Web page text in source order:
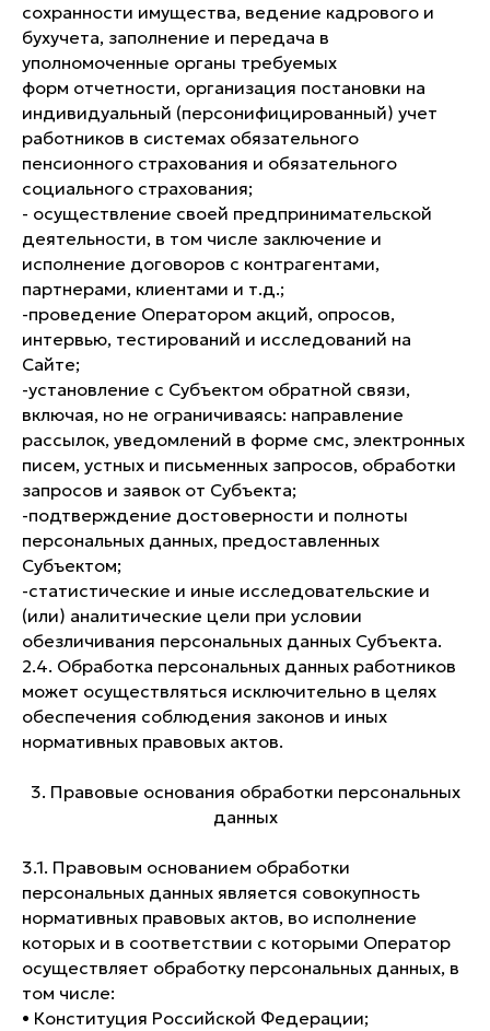
сохранности имущества, ведение кадрового и
бухучета, заполнение и передача в
уполномоченные органы требуемых
форм отчетности, организация постановки на
индивидуальный (персонифицированный) учет
работников в системах обязательного
пенсионного страхования и обязательного
социального страхования;
- осуществление своей предпринимательской
деятельности, в том числе заключение и
исполнение договоров с контрагентами,
партнерами, клиентами и т.д.;
-​проведение Оператором акций, опросов,
интервью, тестирований и исследований на
Сайте;
-​установление с Субъектом обратной связи,
включая, но не ограничиваясь: направление
рассылок, уведомлений в форме смс, электронных
писем, устных и письменных запросов, обработки
запросов и заявок от Субъекта;
-​подтверждение достоверности и полноты
персональных данных, предоставленных
Субъектом;
-​статистические и иные исследовательские и
(или) аналитические цели при условии
обезличивания персональных данных Субъекта.
2.4. Обработка персональных данных работников
может осуществляться исключительно в целях
обеспечения соблюдения законов и иных
нормативных правовых актов.
3. Правовые основания обработки персональных
данных
3.1. Правовым основанием обработки
персональных данных является совокупность
нормативных правовых актов, во исполнение
которых и в соответствии с которыми Оператор
осуществляет обработку персональных данных, в
том числе:
• Конституция Российской Федерации;